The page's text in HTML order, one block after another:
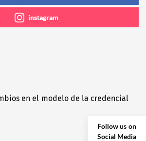
instagram
en el modelo de la credencial
Follow us on
Social Media